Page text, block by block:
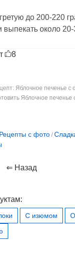
до 200-220
выпекать около 20-
8
Яблочное печенье с
Яблочное
Рецепты с фото /
⇐ Назад
С изюмом